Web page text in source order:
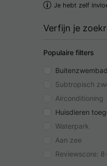
Je hebt zelf
Verfijn je
Populaire filters
Buitenzwembad
Subtropisch
Airconditioning
Huisdieren
Waterpark
Aan zee
Reviewscore: